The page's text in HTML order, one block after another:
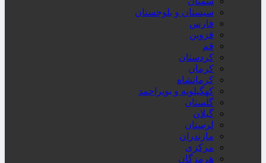
سیستان و بلوچستان
فارس
قزوین
قم
کردستان
کرمان
کرمانشاه
کهگیلویه و بویراحمد
گلستان
گیلان
لرستان
مازندران
مرکزی
هرمزگان